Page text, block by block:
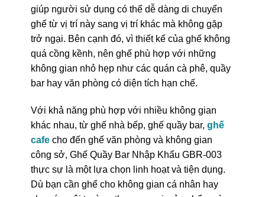
giúp người sử dụng có thể dễ dàng di chuyển
ghế từ vị trí này sang vị trí khác mà không gặp
trở ngại. Bên cạnh đó, vì thiết kế của ghế không
quá cồng kềnh, nên ghế phù hợp với những
không gian nhỏ hẹp như các quán cà phê, quầy
bar hay văn phòng có diện tích hạn chế.
Với khả năng phù hợp với nhiều không gian
khác nhau, từ ghế nhà bếp, ghế quầy bar, ghế
cafecho đến ghế văn phòng và không gian
công sở, Ghế Quầy Bar Nhập Khẩu GBR-003
thực sự là một lựa chọn linh hoạt và tiện dụng.
Dù bạn cần ghế cho không gian cá nhân hay